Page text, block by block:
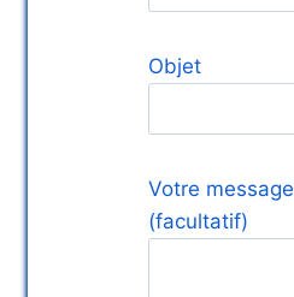
Objet
Votre message
(facultatif)